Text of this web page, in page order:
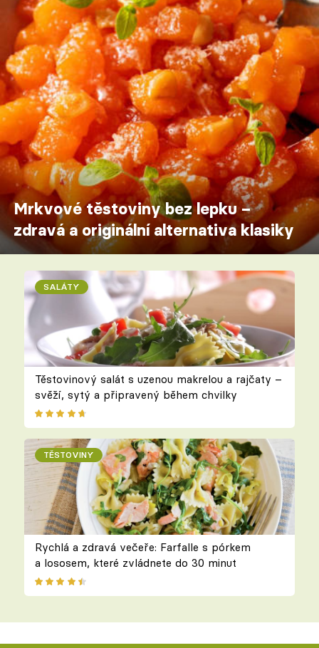
Mrkvové těstoviny bez lepku –
zdravá a originální alternativa klasiky
SALÁTY
Těstovinový salát s uzenou makrelou a rajčaty –
svěží, sytý a připravený během chvilky
TĚSTOVINY
Rychlá a zdravá večeře: Farfalle s pórkem
a lososem, které zvládnete do 30 minut